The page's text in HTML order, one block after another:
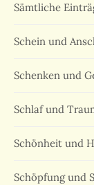
Sämtliche
Schein und
Schenken und
Schlaf und
Schönheit und
Schöpfung und